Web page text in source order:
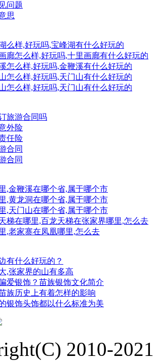
问题
思
么样,好玩吗,宝峰湖有什么好玩的
廊怎么样,好玩吗,十里画廊有什么好玩的
怎么样,好玩吗,金鞭溪有什么好玩的
怎么样,好玩吗,天门山有什么好玩的
怎么样,好玩吗,天门山有什么好玩的
旅游合同吗
外险
任险
合同
合同
,金鞭溪在哪个省,属于哪个市
,黄龙洞在哪个省,属于哪个市
,天门山在哪个省,属于哪个市
梯在哪里,百龙天梯在张家界哪里,怎么去
,老家寨在凤凰哪里,怎么去
有什么好玩的？
,张家界的山有多高
爱银饰？苗族银饰文化简介
族历史上有着怎样的影响
银饰头饰都以什么标准为美
2010-